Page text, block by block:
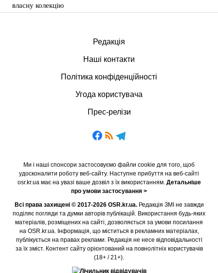
власну колекцію
Редакція
Наші контакти
Політика конфіденційності
Угода користувача
Прес-релізи
Ми і наші спонсори застосовуємо файли cookie для того, щоб
удосконалити роботу веб-сайту. Наступне прибуття на веб-сайті
osr.kr.ua має на увазі ваше дозвіл з їх використанням. Детальніше
про умови застосування >
Всі права захищені © 2017-2026 OSR.kr.ua.Редакція ЗМІ не завжди
поділяє погляди та думки авторів публікацій. Використання будь-яких
матеріалів, розміщених на сайті, дозволяється за умови посилання
на OSR.kr.ua. Інформація, що міститься в рекламних матеріалах,
публікується на правах реклами. Редакція не несе відповідальності
за їх зміст. Контент сайту орієнтований на повнолітніх користувачів
(18+ / 21+).